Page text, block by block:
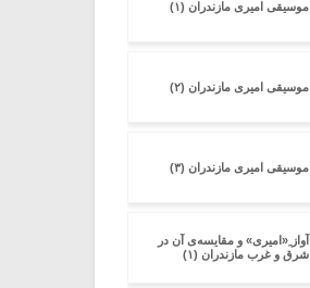
موسیقی امیری مازندران (۱)
موسیقی امیری مازندران (۲)
موسیقی امیری مازندران (۳)
آواز ِ«امیری» و مقایسه‌ی آن در
شرق و غرب مازندران (۱)